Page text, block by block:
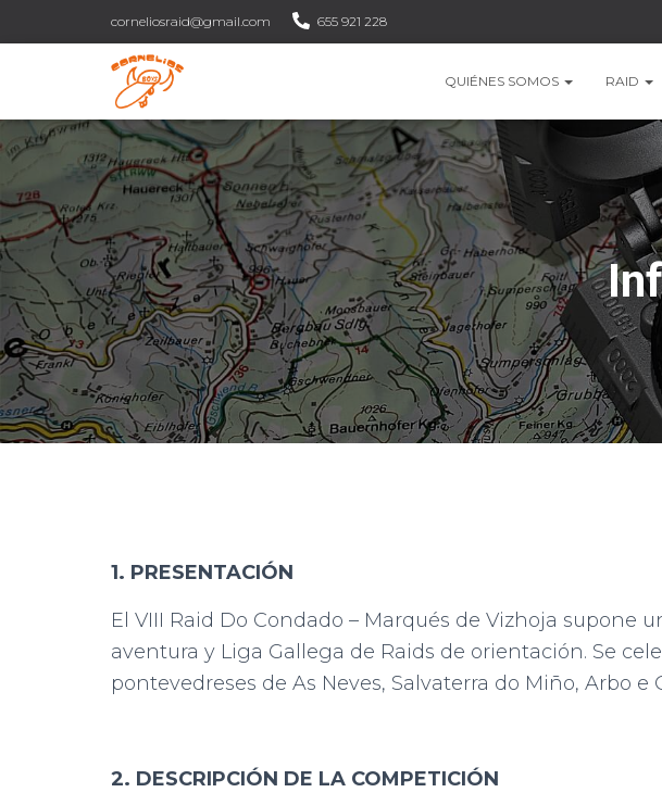
corneliosraid@gmail.com 655 921 228
QUIÉNES SOMOS RAID
1. PRESENTACIÓN
El VIII Raid Do Condado – Marqués de Vizhoja supone
aventura y Liga Gallega de Raids de orientación. Se
pontevedreses de As Neves, Salvaterra do Miño, Arbo e
2. DESCRIPCIÓN DE LA COMPETICIÓN